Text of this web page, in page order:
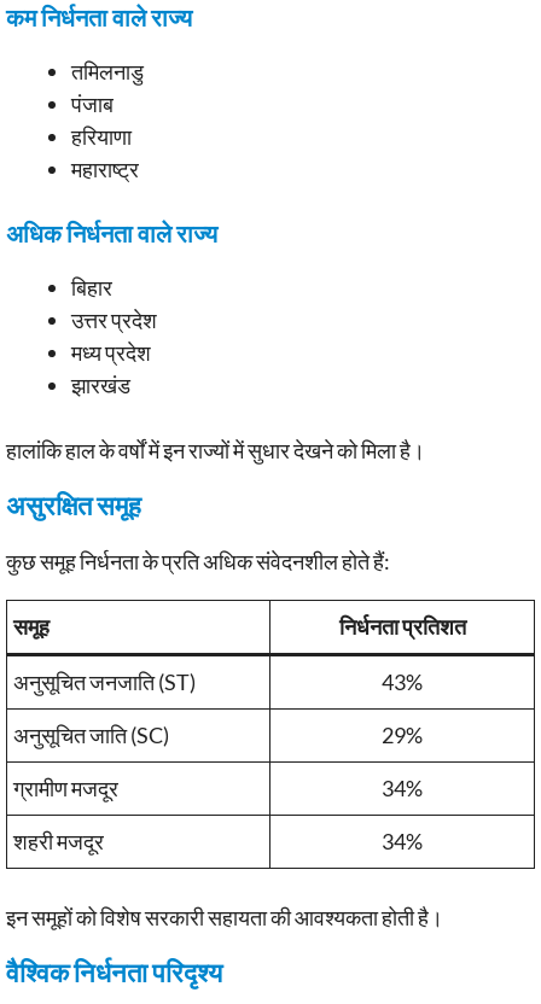
कम निर्धनता वाले राज्य
तमिलनाडु
पंजाब
हरियाणा
महाराष्ट्र
अधिक निर्धनता वाले राज्य
बिहार
उत्तर प्रदेश
मध्य प्रदेश
झारखंड
हालांकि हाल के वर्षों में इन राज्यों में सुधार देखने को मिला है।
असुरक्षित समूह
कुछ समूह निर्धनता के प्रति अधिक संवेदनशील होते हैं:
समूह निर्धनता प्रतिशत
अनुसूचित जनजाति (ST)
43%
अनुसूचित जाति (SC)
29%
ग्रामीण मजदूर
34%
शहरी मजदूर
34%
इन समूहों को विशेष सरकारी सहायता की आवश्यकता होती है।
वैश्विक निर्धनता परिदृश्य